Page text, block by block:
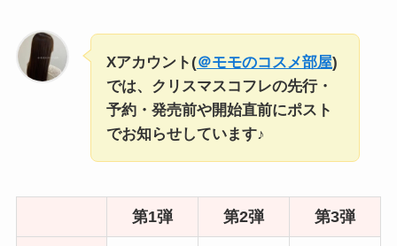
Xアカウント(＠モモのコスメ部屋)
では、クリスマスコフレの先行・
予約・発売前や開始直前にポスト
でお知らせしています♪
第1弾 第2弾 第3弾